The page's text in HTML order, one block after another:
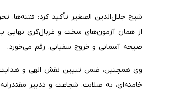
شیخ جلال‌الدین الصغیر تأکید کرد: فتنه‌ها،
از همان آزمون‌های سخت و غربال‌گری نهایی
صیحه آسمانی و خروج سفیانی، رقم می‌خورد.
وی همچنین، ضمن تبیین نقش الهی و
خامنه‌ای، به صلابت، شجاعت و تدبیر